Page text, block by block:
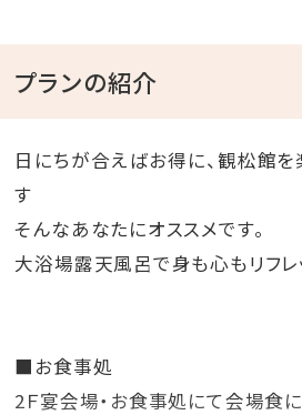
プランの紹介
日にちが合えばお得に、観松館
す
そんなあなたにオススメです。
大浴場露天風呂で身も心もリフレ
■お食事処
2Ｆ宴会場・お食事処にて会場食に